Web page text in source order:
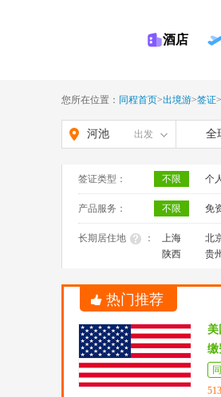
酒店
您所在位置： 同程首页>出境游>签证>
河池 出发 全
签证类型： 不限 个
产品服务： 不限 免
长期居住地 ： 上海 北
陕西
贵
热门推荐
美
缴